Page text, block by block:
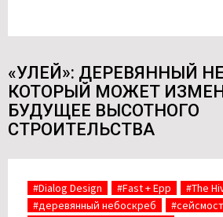
«УЛЕЙ»: ДЕРЕВЯННЫЙ
КОТОРЫЙ МОЖЕТ
БУДУЩЕЕ ВЫСОТНОГО
СТРОИТЕЛЬСТВА
#Dialog Design #Fast + Epp
#The
#деревянный небоскреб